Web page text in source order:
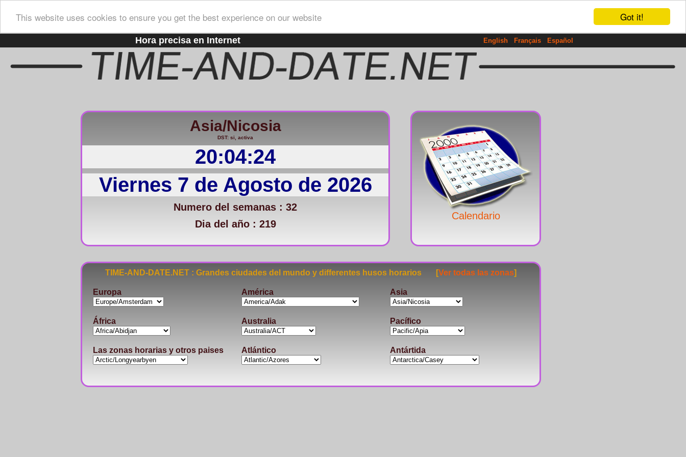
Got it!
This website uses cookies to ensure you get the best experience on our website
Hora precisa en Internet English Français Español
Asia/Nicosia
DST: si, activa
20:04:24
Viernes 7 de Agosto de 2026
Numero del semanas : 32
Dia del año : 219
Calendario
TIME-AND-DATE.NET : Grandes ciudades del mundo y differentes husos horarios [Ver todas las zonas]
Europa América Asia
África Australia Pacífico
Las zonas horarias y otros paises Atlántico Antártida